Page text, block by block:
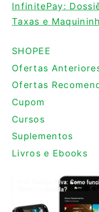
InfinitePay:
Taxas e
SHOPEE
Ofertas
Ofertas
Cupom
Cursos
Suplementos
Livros e Ebooks